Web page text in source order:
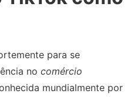
para se
no comércio
mundialmente por